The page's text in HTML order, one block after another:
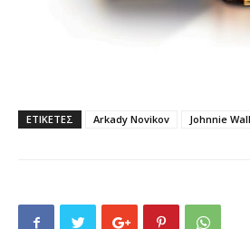
ΕΤΙΚΕΤΕΣ Arkady Novikov Johnnie